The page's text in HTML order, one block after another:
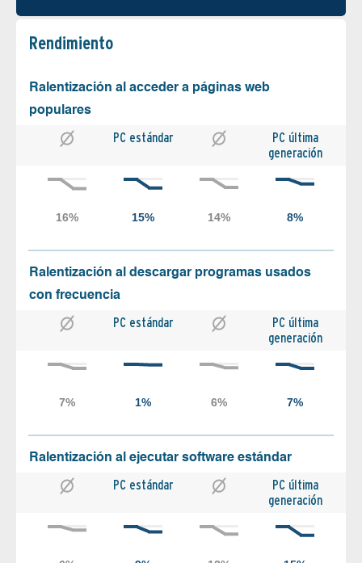
Rendimiento
Ralentización al acceder a páginas web
populares
PC estándar
PC última
generación
Ralentización al descargar programas usados
con frecuencia
PC estándar
PC última
generación
Ralentización al ejecutar software estándar
PC estándar
PC última
generación